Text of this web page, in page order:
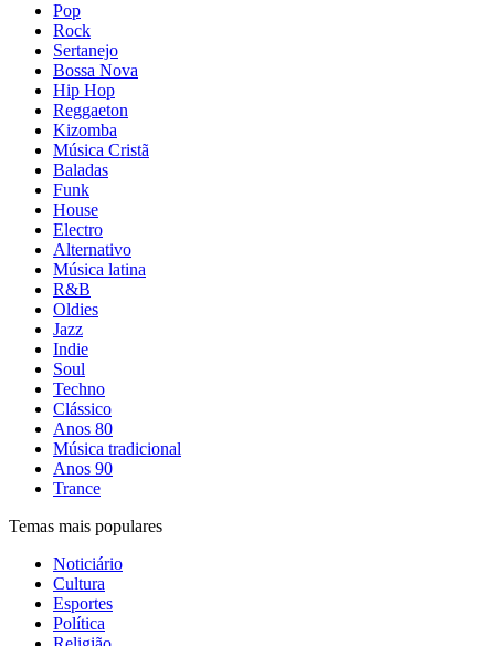
Pop
Rock
Sertanejo
Bossa Nova
Hip Hop
Reggaeton
Kizomba
Música Cristã
Baladas
Funk
House
Electro
Alternativo
Música latina
R&B
Oldies
Jazz
Indie
Soul
Techno
Clássico
Anos 80
Música tradicional
Anos 90
Trance
Temas mais populares
Noticiário
Cultura
Esportes
Política